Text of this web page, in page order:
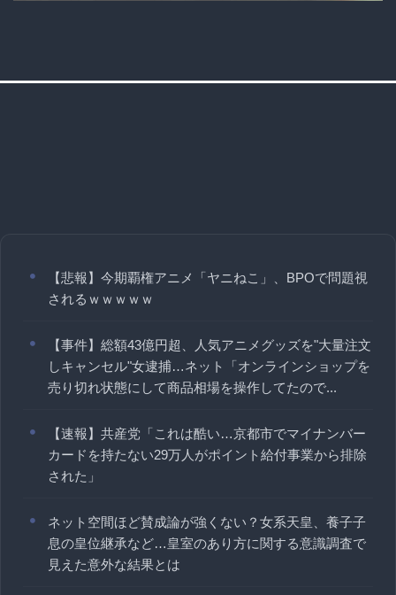
【悲報】今期覇権アニメ「ヤニねこ」、BPOで問題視
されるｗｗｗｗｗ
【事件】総額43億円超、人気アニメグッズを"大量注文
しキャンセル"女逮捕…ネット「オンラインショップを
売り切れ状態にして商品相場を操作してたので...
【速報】共産党「これは酷い…京都市でマイナンバー
カードを持たない29万人がポイント給付事業から排除
された」
ネット空間ほど賛成論が強くない？女系天皇、養子子
息の皇位継承など…皇室のあり方に関する意識調査で
見えた意外な結果とは